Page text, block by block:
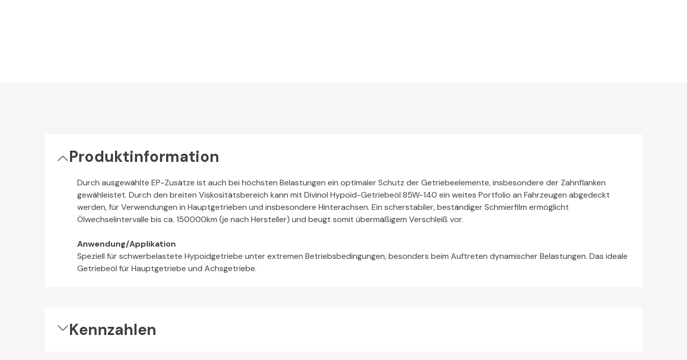
Produktinformation
Durch ausgewählte EP-Zusätze ist auch bei höchsten Belastungen ein optimaler Schutz der Getriebeelemente, insbesondere der Zahnflanken
gewähleistet. Durch den breiten Viskositätsbereich kann mit Divinol Hypoid-Getriebeöl 85W-140 ein weites Portfolio an Fahrzeugen abgedeckt
werden, für Verwendungen in Hauptgetrieben und insbesondere Hinterachsen. Ein scherstabiler, beständiger Schmierfilm ermöglicht
Ölwechselintervalle bis ca. 150000km (je nach Hersteller) und beugt somit übermäßigem Verschleiß vor.
Anwendung/Applikation
Speziell für schwerbelastete Hypoidgetriebe unter extremen Betriebsbedingungen, besonders beim Auftreten dynamischer Belastungen. Das ideale
Getriebeöl für Hauptgetriebe und Achsgetriebe.
Kennzahlen